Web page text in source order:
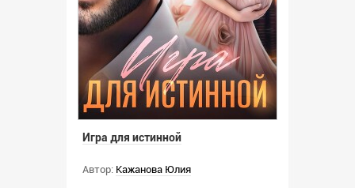
Игра для истинной
Автор: Кажанова Юлия